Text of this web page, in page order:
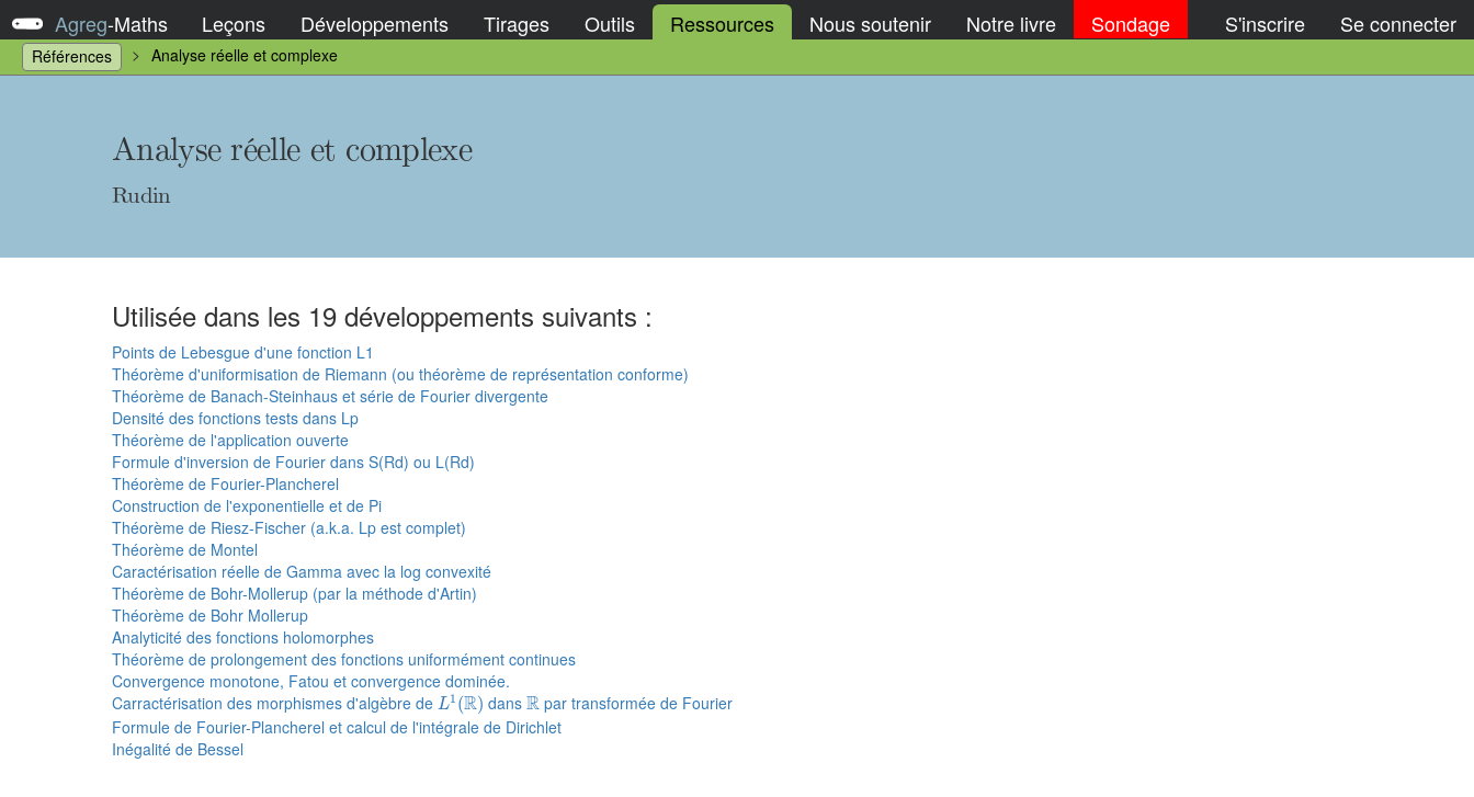
Agreg-Maths Leçons Développements Tirages Outils Ressources Nous soutenir Notre livre Sondage S'inscrire Se connecter
Références Analyse réelle et complexe
Analyse réelle et complexe
Rudin
Utilisée dans les 19 développements suivants :
Points de Lebesgue d'une fonction L1
Théorème d'uniformisation de Riemann (ou théorème de représentation conforme)
Théorème de Banach-Steinhaus et série de Fourier divergente
Densité des fonctions tests dans Lp
Théorème de l'application ouverte
Formule d'inversion de Fourier dans S(Rd) ou L(Rd)
Théorème de Fourier-Plancherel
Construction de l'exponentielle et de Pi
Théorème de Riesz-Fischer (a.k.a. Lp est complet)
Théorème de Montel
Caractérisation réelle de Gamma avec la log convexité
Théorème de Bohr-Mollerup (par la méthode d'Artin)
Théorème de Bohr Mollerup
Analyticité des fonctions holomorphes
Théorème de prolongement des fonctions uniformément continues
Convergence monotone, Fatou et convergence dominée.
Carractérisation des morphismes d'algèbre de L1 (R)
L1(R) dans R
Rpar transformée de Fourier
Formule de Fourier-Plancherel et calcul de l'intégrale de Dirichlet
Inégalité de Bessel